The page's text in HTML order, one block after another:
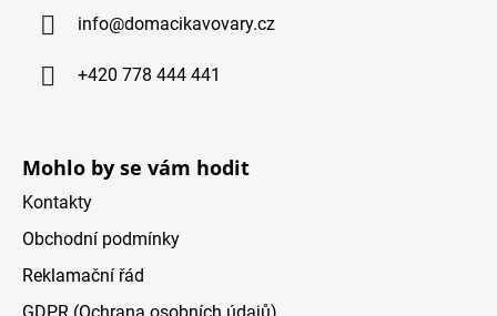
p
ý
info@domacikavovary.cz
+420 778 444 441
Mohlo by se vám hodit
Kontakty
Obchodní podmínky
Reklamační řád